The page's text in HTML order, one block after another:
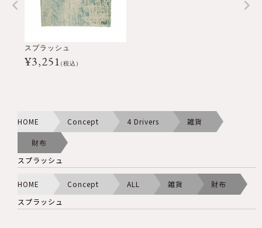
スプラッシュ
¥3,251 (税込)
HOME Concept 4 Drivers 雑貨
財布
スプラッシュ
HOME Concept ALL 雑貨
財布
スプラッシュ